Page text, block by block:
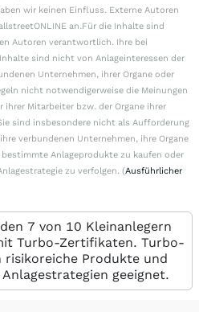
wir keinen Einfluss. Externe Autoren
an.Für die Inhalte sind
Autoren verantwortlich. Ihre bei
sind nicht von Anlageinteressen der
Unternehmen, ihrer Organe oder
nicht notwendigerweise die Meinungen
ihrer Mitarbeiter bzw. der Organe ihrer
sind insbesondere nicht als Aufforderung
verbundenen Unternehmen, ihre Organe
Anlageprodukte zu kaufen oder
zu verfolgen. (Ausführlicher
7 von 10 Kleinanlegern
Turbo-Zertifikaten. Turbo-
Produkte und
geeignet.